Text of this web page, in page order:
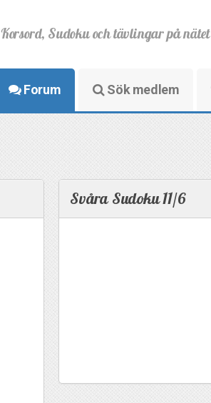
Korsord, Sudoku och tävlingar på nätet
Forum Sök medlem
Svåra Sudoku 11/6